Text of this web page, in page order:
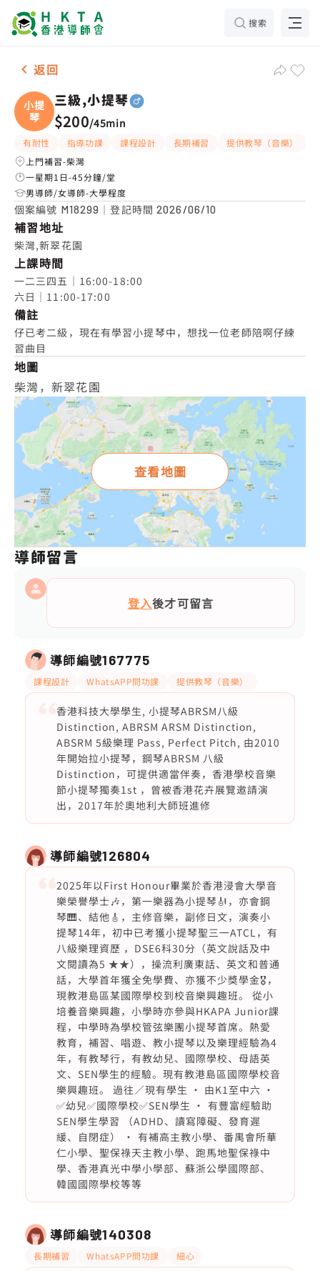
搜索
男-1名 三級,小提琴，柴灣 補習推介
返回
小提
琴
三級,小提琴
$200/45min
有耐性 指導功課 課程設計 長期補習
提供教琴（音樂）
上門補習-柴灣
一星期1日-45分鐘/堂
男導師/女導師-大學程度
個案編號 M18299 ｜登記時間2026/06/10
補習地址
柴灣,新翠花園
上課時間
一二三四五｜16:00-18:00
六日｜11:00-17:00
備註
仔已考二級，現在有學習小提琴中，想找一位老師陪啊仔練
習曲目
地圖
柴灣，新翠花園
查看地圖
導師留言
登入後才可留言
導師編號167775
課程設計 WhatsAPP問功課 提供教琴（音樂）
香港科技大學學生, 小提琴ABRSM八級
Distinction, ABRSM ARSM Distinction,
ABSRM 5級樂理 Pass, Perfect Pitch, 由2010
年開始拉小提琴，鋼琴ABRSM 八級
Distinction，可提供適當伴奏，香港學校音樂
節小提琴獨奏1st ，曾被香港花卉展覽邀請演
出，2017年於奧地利大師班進修
導師編號126804
2025年以First Honour畢業於香港浸會大學音
樂榮譽學士🎶，第一樂器為小提琴🎻，亦會鋼
琴🎹、結他🎸，主修音樂，副修日文，演奏小
提琴14年，初中已考獲小提琴聖三一ATCL，有
八級樂理資歷 ，DSE6科30分（英文說話及中
文閱讀為5 ★★），操流利廣東話、英文和普通
話，大學首年獲全免學費、亦獲不少獎學金🎖️，
現教港島區某國際學校到校音樂興趣班。 從小
培養音樂興趣，小學時亦參與HKAPA Junior課
程，中學時為學校管弦樂團小提琴首席。熱愛
教育，補習、唱遊、教小提琴以及樂理經驗為4
年，有教琴行，有教幼兒、國際學校、母語英
文、SEN學生的經驗。現有教港島區國際學校音
樂興趣班。 過往／現有學生 • 由K1至中六 •
✅⁠幼兒✅國際學校✅SEN學生 • ⁠有豐富經驗助
SEN學生學習 （ADHD、讀寫障礙、發育遲
緩、自閉症） • ⁠有補高主教小學、番禺會所華
仁小學、聖保祿天主教小學、跑馬地聖保祿中
學、香港真光中學小學部、蘇浙公學國際部、
韓國國際學校等等
導師編號140308
長期補習 WhatsAPP問功課 細心